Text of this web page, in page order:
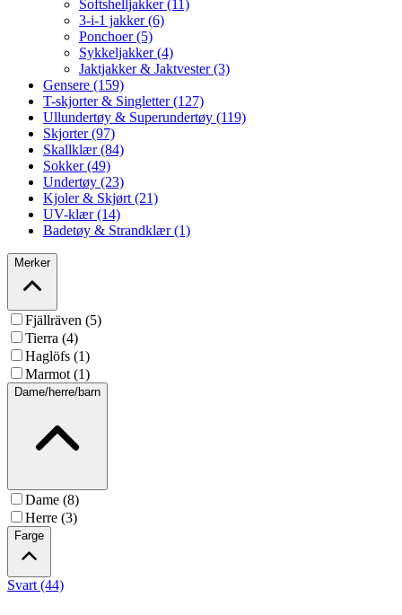
Softshelljakker (11)
3-i-1 jakker (6)
Ponchoer (5)
Sykkeljakker (4)
Jaktjakker & Jaktvester (3)
Gensere (159)
T-skjorter & Singletter (127)
Ullundertøy & Superundertøy (119)
Skjorter (97)
Skallklær (84)
Sokker (49)
Undertøy (23)
Kjoler & Skjørt (21)
UV-klær (14)
Badetøy & Strandklær (1)
Merker
Fjällräven (5)
Tierra (4)
Haglöfs (1)
Marmot (1)
Dame/herre/barn
Dame (8)
Herre (3)
Farge
Svart (44)